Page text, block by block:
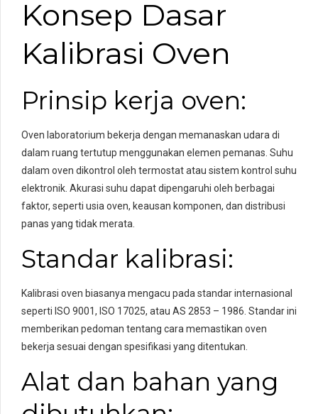
Konsep Dasar
Kalibrasi Oven
Prinsip kerja oven:
Oven laboratorium bekerja dengan memanaskan udara di
dalam ruang tertutup menggunakan elemen pemanas. Suhu
dalam oven dikontrol oleh termostat atau sistem kontrol suhu
elektronik. Akurasi suhu dapat dipengaruhi oleh berbagai
faktor, seperti usia oven, keausan komponen, dan distribusi
panas yang tidak merata.
Standar kalibrasi:
Kalibrasi oven biasanya mengacu pada standar internasional
seperti ISO 9001, ISO 17025, atau AS 2853 – 1986. Standar ini
memberikan pedoman tentang cara memastikan oven
bekerja sesuai dengan spesifikasi yang ditentukan.
Alat dan bahan yang